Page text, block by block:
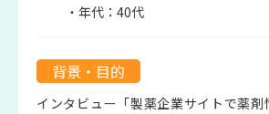
・年代：40代
背景・目的
インタビュー「製薬企業サイトで薬